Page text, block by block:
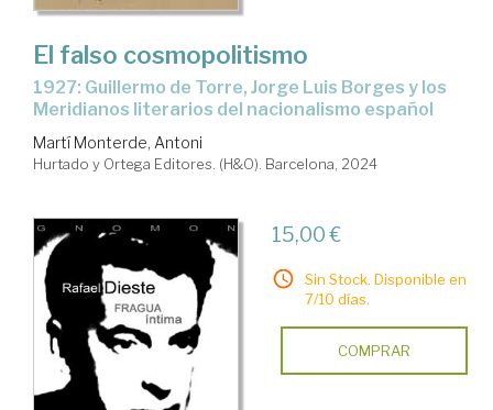
El falso cosmopolitismo
1927: Guillermo de Torre, Jorge Luis Borges y los
Meridianos literarios del nacionalismo español
Martí Monterde, Antoni
Hurtado y Ortega Editores. (H&O). Barcelona, 2024
15,00 €
Sin Stock. Disponible en
7/10 días.
COMPRAR